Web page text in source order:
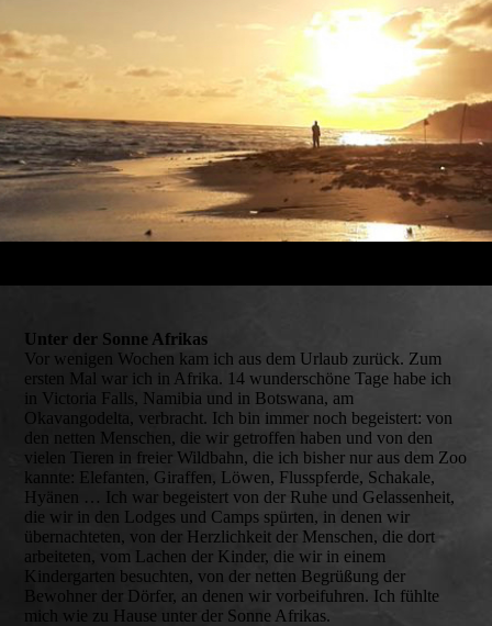
Unter der Sonne Afrikas
Vor wenigen Wochen kam ich aus dem Urlaub zurück. Zum
ersten Mal war ich in Afrika. 14 wunderschöne Tage habe ich
in Victoria Falls, Namibia und in Botswana, am
Okavangodelta, verbracht. Ich bin immer noch begeistert: von
den netten Menschen, die wir getroffen haben und von den
vielen Tieren in freier Wildbahn, die ich bisher nur aus dem Zoo
kannte: Elefanten, Giraffen, Löwen, Flusspferde, Schakale,
Hyänen … Ich war begeistert von der Ruhe und Gelassenheit,
die wir in den Lodges und Camps spürten, in denen wir
übernachteten, von der Herzlichkeit der Menschen, die dort
arbeiteten, vom Lachen der Kinder, die wir in einem
Kindergarten besuchten, von der netten Begrüßung der
Bewohner der Dörfer, an denen wir vorbeifuhren. Ich fühlte
mich wie zu Hause unter der Sonne Afrikas.